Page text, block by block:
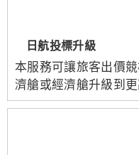
日航投標升級
本服務可讓旅客出價
濟艙或經濟艙升級到更